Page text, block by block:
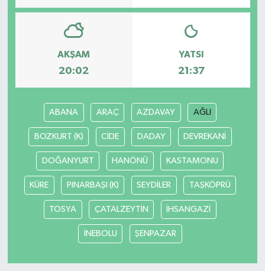
AKŞAM
20:02
YATSI
21:37
ABANA ARAÇ AZDAVAY AĞLI
BOZKURT (K) CİDE DADAY DEVREKANİ
DOĞANYURT HANÖNÜ KASTAMONU
KÜRE PINARBAŞI (K) SEYDİLER TAŞKÖPRÜ
TOSYA ÇATALZEYTİN İHSANGAZİ
İNEBOLU ŞENPAZAR